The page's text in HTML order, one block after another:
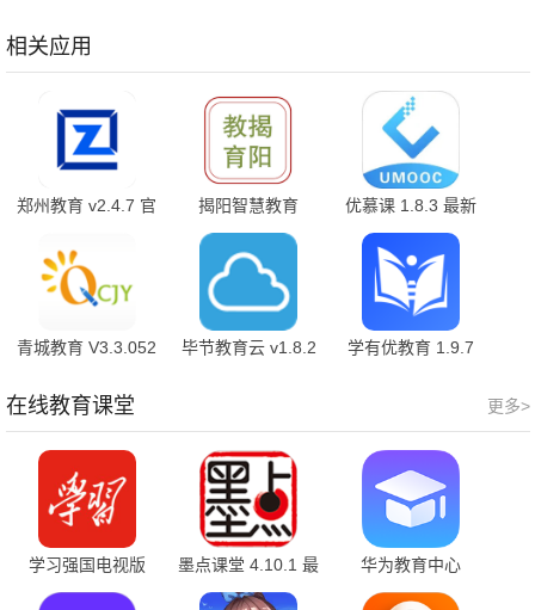
相关应用
郑州教育 v2.4.7 官
揭阳智慧教育
1.7.0 最新版
优慕课 1.8.3 最新
版
青城教育 V3.3.052
毕节教育云 v1.8.2
学有优教育 1.9.7
更多>
在线教育课堂
学习强国电视版
2.74.0 最新版
墨点课堂 4.10.1 最
新版
华为教育中心
v15.1.1.300 最新